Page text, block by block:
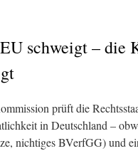
schweigt – die
prüft die
in Deutschland –
nichtiges BVerfGG) und